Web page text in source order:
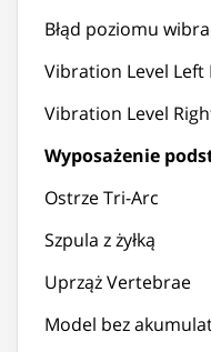
Błąd poziomu
Vibration Level
Vibration Level
Wyposażenie
Ostrze Tri-Arc
Szpula z żyłką
Uprząż Vertebrae
Model bez